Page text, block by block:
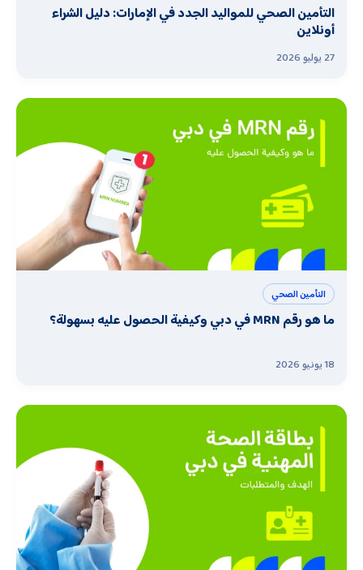
التأمين الصحي للمواليد الجدد في الإمارات: دليل الشراء
أونلاين
27 يوليو 2026
التأمين الصحي
ما هو رقم MRN في دبي وكيفية الحصول عليه بسهولة؟
18 يونيو 2026